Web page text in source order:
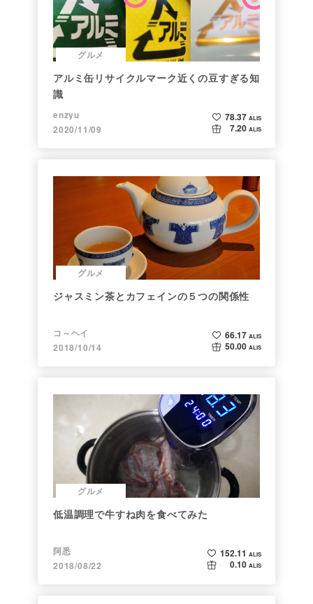
グルメ
アルミ缶リサイクルマーク近くの豆すぎる知
識
enzyu
2020/11/09
78.37 ALIS
7.20 ALIS
グルメ
ジャスミン茶とカフェインの５つの関係性
コ～ヘイ
2018/10/14
66.17 ALIS
50.00 ALIS
グルメ
低温調理で牛すね肉を食べてみた
阿悉
2018/08/22
152.11 ALIS
0.10 ALIS